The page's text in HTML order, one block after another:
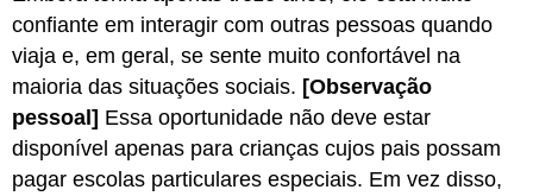
Apresentando
e
explicando
Escolhendo
verbos
de
confiante em interagir com outras pessoas quando
viaja e, em geral, se sente muito confortável na
maioria das situações sociais. [Observação
pessoal] Essa oportunidade não deve estar
disponível apenas para crianças cujos pais possam
pagar escolas particulares especiais. Em vez disso,